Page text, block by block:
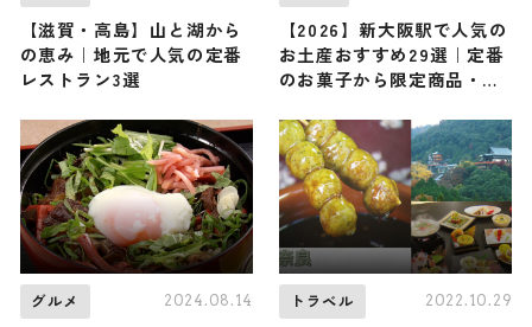
【滋賀・高島】山と湖から
の恵み｜地元で人気の定番
レストラン3選
【2026】新大阪駅で人気の
お土産おすすめ29選｜定番
のお菓子から限定商品・ば
広く紹介
グルメ 2024.08.14 トラベル 2022.10.29